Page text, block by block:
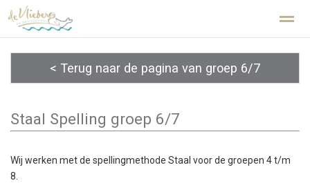
Kindcentrum De Vlieberg Den Helder
< Terug naar de pagina van groep 6/7
Staal Spelling groep 6/7
Wij werken met de spellingmethode Staal voor de groepen 4 t/m
8.